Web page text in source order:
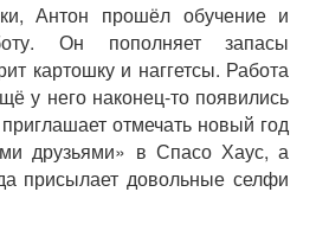
Антон прошёл обучение и
Он пополняет запасы
картошку и наггетсы. Работа
у него наконец-то появились
отмечать новый год
друзьями» в Спасо Хаус, а
присылает довольные селфи